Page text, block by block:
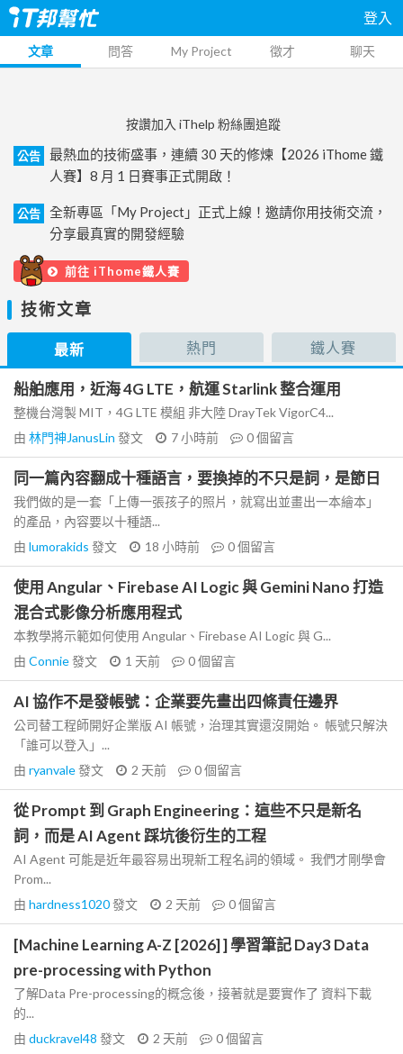
登入
文章 問答 My Project 徵才 聊天
按讚加入 iThelp 粉絲團追蹤
公告
最熱血的技術盛事，連續 30 天的修煉【2026 iThome 鐵
人賽】8 月 1 日賽事正式開啟！
公告
全新專區「My Project」正式上線！邀請你用技術交流，
分享最真實的開發經驗
前往 iThome鐵人賽
技術文章
最新 熱門 鐵人賽
船舶應用，近海 4G LTE，航運 Starlink 整合運用
整機台灣製 MIT，4G LTE 模組 非大陸 DrayTek VigorC4...
由 林門神JanusLin 發文 7 小時前 0個留言
同一篇內容翻成十種語言，要換掉的不只是詞，是節日
我們做的是一套「上傳一張孩子的照片，就寫出並畫出一本繪本」
的產品，內容要以十種語...
由 lumorakids 發文 18 小時前 0個留言
使用 Angular、Firebase AI Logic 與 Gemini Nano 打造
混合式影像分析應用程式
本教學將示範如何使用 Angular、Firebase AI Logic 與 G...
由 Connie發文 1 天前 0個留言
AI 協作不是發帳號：企業要先畫出四條責任邊界
公司替工程師開好企業版 AI 帳號，治理其實還沒開始。 帳號只解決
「誰可以登入」...
由 ryanvale發文 2 天前 0個留言
從 Prompt 到 Graph Engineering：這些不只是新名
詞，而是 AI Agent 踩坑後衍生的工程
AI Agent 可能是近年最容易出現新工程名詞的領域。 我們才剛學會
Prom...
由 hardness1020發文 2 天前 0個留言
[Machine Learning A-Z [2026] ] 學習筆記 Day3 Data
pre-processing with Python
了解Data Pre-processing的概念後，接著就是要實作了 資料下載
的...
由 duckravel48 發文 2 天前 0個留言